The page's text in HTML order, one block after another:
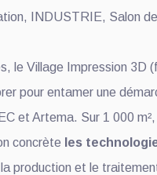
INDUSTRIE, Salon
le Village Impression
pour entamer une
et Artema. Sur 1 000
concrète les
production et le